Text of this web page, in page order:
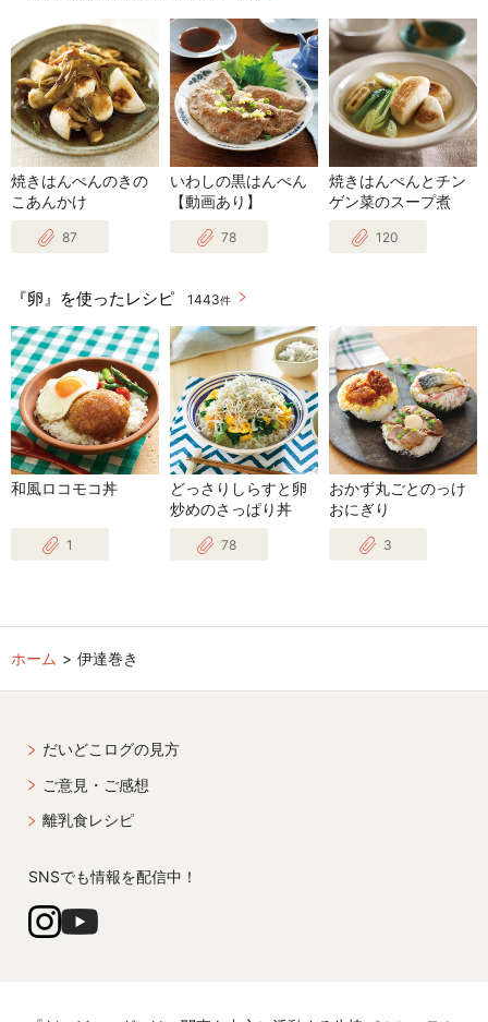
焼きはんぺんのきの
こあんかけ
87
いわしの黒はんぺん
【動画あり】
78
焼きはんぺんとチン
ゲン菜のスープ煮
120
『卵』を使ったレシピ 1443件
和風ロコモコ丼
1
どっさりしらすと卵
炒めのさっぱり丼
78
おかず丸ごとのっけ
おにぎり
3
ホーム 伊達巻き
だいどこログの見方
ご意見・ご感想
離乳食レシピ
SNSでも情報を配信中！